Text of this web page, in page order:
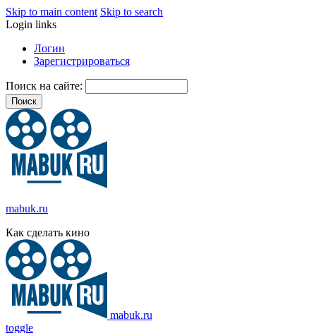
Skip to main content Skip to search
Login links
Логин
Зарегистрироваться
Поиск на сайте:
mabuk.ru
Как сделать кино
mabuk.ru
toggle